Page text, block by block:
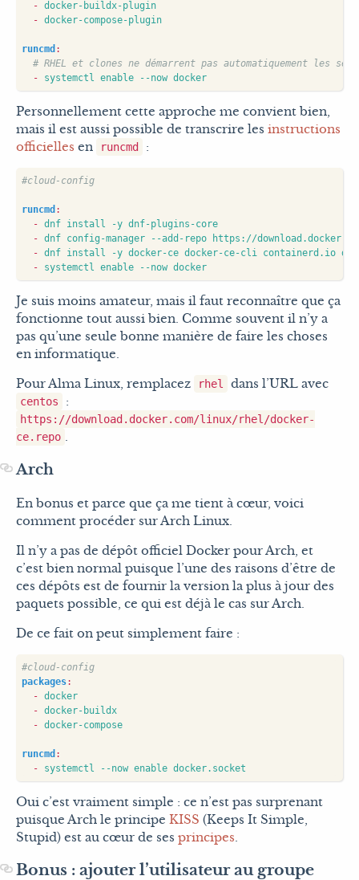
- docker-buildx-plugin
- docker-compose-plugin
runcmd :
# RHEL et clones ne démarrent pas automatiquement les
- systemctl enable --now docker
Personnellement cette approche me convient bien,
mais il est aussi possible de transcrire les instructions
officielles en runcmd :
#cloud-config
runcmd :
- dnf install -y dnf-plugins-core
- dnf config-manager --add-repo https://
- dnf install -y docker-ce docker-ce-cli containerd.io
- systemctl enable --now docker
Je suis moins amateur, mais il faut reconnaître que ça
fonctionne tout aussi bien. Comme souvent il n’y a
pas qu’une seule bonne manière de faire les choses
en informatique.
Pour Alma Linux, remplacez
rhel dans l’URL avec
centos :
https://download.docker.com/linux/rhel/docker-
ce.repo .
Arch
En bonus et parce que ça me tient à cœur, voici
comment procéder sur Arch Linux.
Il n’y a pas de dépôt officiel Docker pour Arch, et
c’est bien normal puisque l’une des raisons d’être de
ces dépôts est de fournir la version la plus à jour des
paquets possible, ce qui est déjà le cas sur Arch.
De ce fait on peut simplement faire :
#cloud-config
packages:
- docker
- docker-buildx
- docker-compose
runcmd :
- systemctl --now enable docker.socket
Oui c’est vraiment simple : ce n’est pas surprenant
puisque Arch le principe KISS (Keeps It Simple,
Stupid) est au cœur de ses principes.
Bonus : ajouter l’utilisateur au groupe